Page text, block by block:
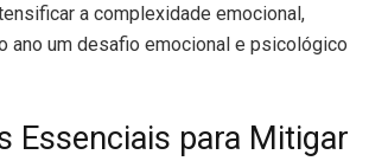
a complexidade emocional,
ano um desafio emocional e psicológico
Essenciais para Mitigar